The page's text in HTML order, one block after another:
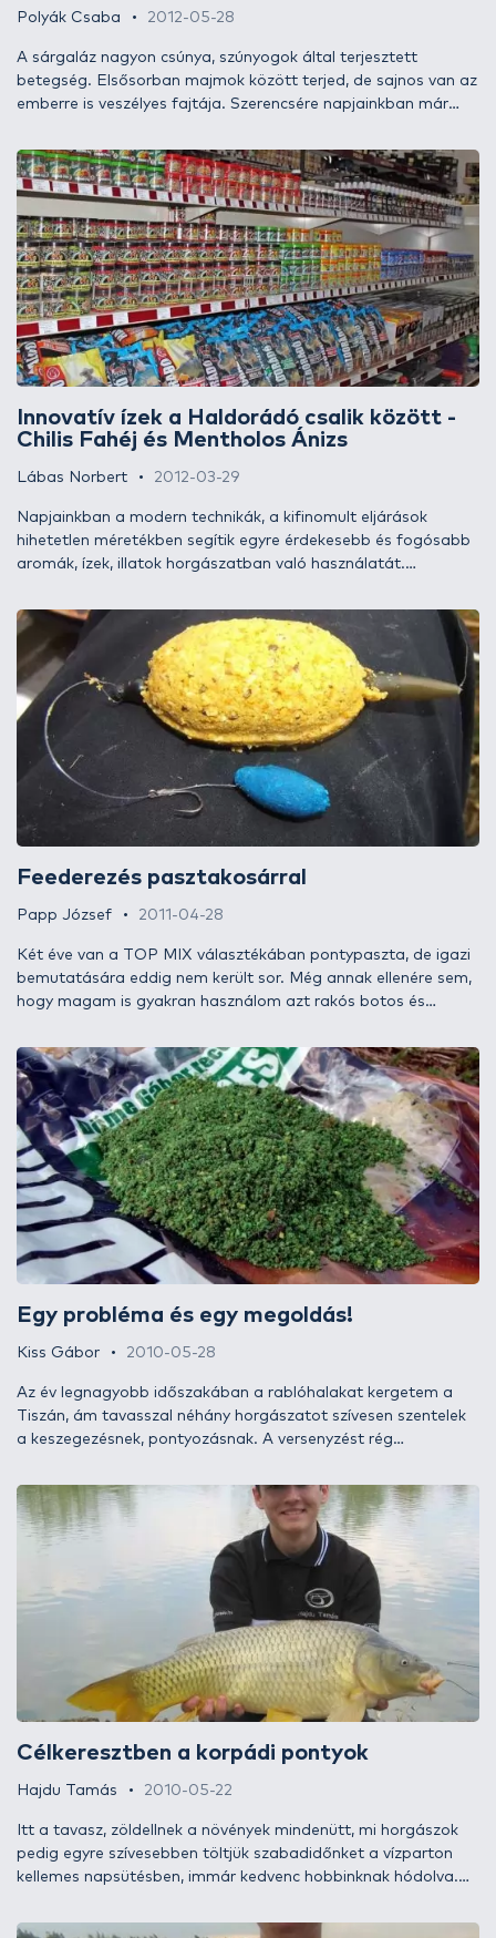
Polyák Csaba 2012-05-28
A sárgaláz nagyon csúnya, szúnyogok által terjesztett
betegség. Elsősorban majmok között terjed, de sajnos van az
emberre is veszélyes fajtája. Szerencsére napjainkban már
kórság kizárólag a szárazföldön, trópusi-szubtrópusi
területeken szedhet áldozatokat, de a minap meggyőződtem
arról, hogy bizony a halaknál, elsősorban a pontyoknál is
létezik ez a betegség. A vírus könnyen megtámadhatja a
potykák idegközpontját, ami folyamatos táplálkozási
ingerben jelentkezik, ráadásul ragályos. Minden tudásomat
latba véve eredtem a rejtélyes kór után, hogy kiderítsem, mi
okozhatja ezt rendkívül agresszív betegséget. A teljes
kórlapot most ti is olvashatjátok.
Innovatív ízek a Haldorádó csalik között -
Chilis Fahéj és Mentholos Ánizs
Lábas Norbert 2012-03-29
Napjainkban a modern technikák, a kifinomult eljárások
hihetetlen méretékben segítik egyre érdekesebb és fogósabb
aromák, ízek, illatok horgászatban való használatát.
volt az elfogadott aroma-íz, amit használtunk a natúr
kukoricás, esetleg vaníliás ízek mellett. Ma már ezek
klasszikusnak és kicsit retrónak tűnnek. A Haldorádó termékei
közé idén került fel két régi-új ismerős ízesítés, kis turbóval.
Róluk szándékozom most a „száraz” oldalról kis információt
szolgáltatni.
Feederezés pasztakosárral
Papp József 2011-04-28
Két éve van a TOP MIX választékában pontypaszta, de igazi
bemutatására eddig nem került sor. Még annak ellenére sem,
hogy magam is gyakran használom azt rakós botos és
Ausztriában, Olaszországban, már nagy hagyományai vannak
a pasztával történő pontyozásnak, de hozzánk még nem
jutott el kellőképp a pasztahorgászat gyakorlata, pedig az
egyik leginkább sokoldalú felhasználást biztosító pontycsali. A
teljesség igénye nélkül szeretnék most egy kis felhasználási
útmutatót nyújtani a pontypaszták és néhány hozzájuk
készített eszköz használatához.
Egy probléma és egy megoldás!
Kiss Gábor 2010-05-28
Az év legnagyobb időszakában a rablóhalakat kergetem a
Tiszán, ám tavasszal néhány horgászatot szívesen szentelek
a keszegezésnek, pontyozásnak. A versenyzést rég
etetőanyagok, „csodacsalik” vonatkozásában, ezért ebben az
időszakban mindig rácsodálkozom, hogy mekkora kínálatból
kell szemezgetnünk és mennyi újdonságot raknak elénk a
gyártók évről évre. Az idén szerencsém volt, hiszen az elmúlt
időszakban jelentek meg a Haldorádó etetőanyagok, pelletek
és első kézből kaphattam információt, ajánlást
használatukhoz. Jó-jó, nem éppen az elsők között próbáltam
ki őket, de ne is tesztírást várjatok, az alábbiakban csak egy
hétköznapi horgászatról olvashattok, ahol történetesen
ezekkel az etetőanyagokkal próbálkoztam. Hogy milyen
eredménnyel? Hamarosan kiderül!
Célkeresztben a korpádi pontyok
Hajdu Tamás 2010-05-22
Itt a tavasz, zöldellnek a növények mindenütt, mi horgászok
pedig egyre szívesebben töltjük szabadidőnket a vízparton
kellemes napsütésben, immár kedvenc hobbinknak hódolva.
látogattam el Kiskorpádra, a Szigetestóra. Célunk a